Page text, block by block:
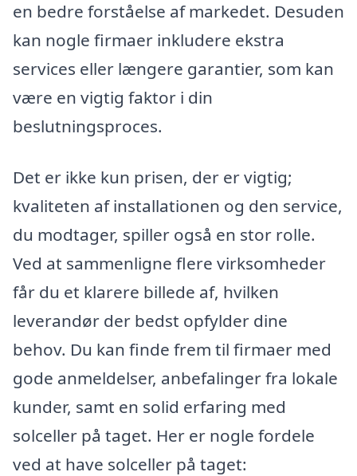
en bedre forståelse af markedet. Desuden
kan nogle firmaer inkludere ekstra
services eller længere garantier, som kan
være en vigtig faktor i din
beslutningsproces.
Det er ikke kun prisen, der er vigtig;
kvaliteten af installationen og den service,
du modtager, spiller også en stor rolle.
Ved at sammenligne flere virksomheder
får du et klarere billede af, hvilken
leverandør der bedst opfylder dine
behov. Du kan finde frem til firmaer med
gode anmeldelser, anbefalinger fra lokale
kunder, samt en solid erfaring med
solceller på taget. Her er nogle fordele
ved at have solceller på taget: